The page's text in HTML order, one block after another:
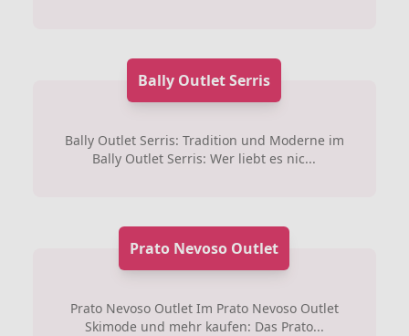
Bally Outlet Serris
Bally Outlet Serris: Tradition und Moderne im
Bally Outlet Serris: Wer liebt es nic...
Prato Nevoso Outlet
Prato Nevoso Outlet Im Prato Nevoso Outlet
Skimode und mehr kaufen: Das Prato...